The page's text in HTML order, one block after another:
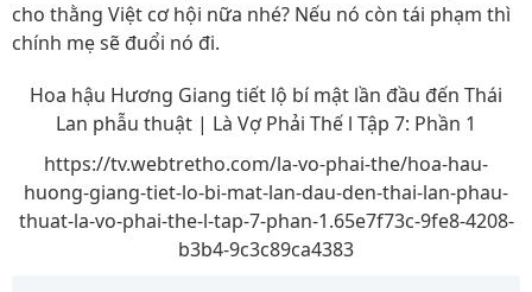
cho thằng Việt cơ hội nữa nhé? Nếu nó còn tái phạm thì
chính mẹ sẽ đuổi nó đi.
Hoa hậu Hương Giang tiết lộ bí mật lần đầu đến Thái
Lan phẫu thuật | Là Vợ Phải Thế l Tập 7: Phần 1
https://tv.webtretho.com/la-vo-phai-the/hoa-hau-
huong-giang-tiet-lo-bi-mat-lan-dau-den-thai-lan-phau-
thuat-la-vo-phai-the-l-tap-7-phan-1.65e7f73c-9fe8-4208-
b3b4-9c3c89ca4383